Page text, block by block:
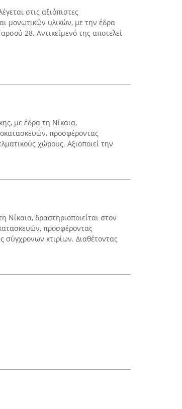
στις αξιόπιστες
μονωτικών υλικών, με την έδρα
28. Αντικείμενό της αποτελεί
με έδρα τη Νίκαια,
προσφέροντας
χώρους. Αξιοποιεί την
Νίκαια, δραστηριοποιείται στον
προσφέροντας
σύγχρονων κτιρίων. Διαθέτοντας